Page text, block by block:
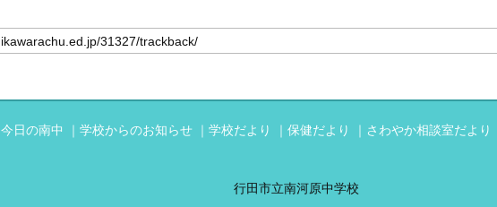
今日の南中 学校からのお知らせ 学校だより 保健だより さわやか相談室だより
行田市立南河原中学校